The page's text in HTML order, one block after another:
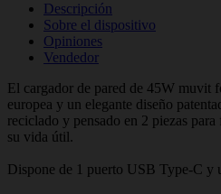
Descripción
Sobre el dispositivo
Opiniones
Vendedor
El cargador de pared de 45W muvit
europea y un elegante diseño
reciclado y pensado en 2 piezas
su vida útil.
Dispone de 1 puerto USB Type-C y